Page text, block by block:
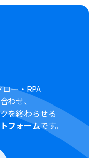
化の対象としたいフ
シートIDと、シート名
のそれぞれとYoom
「JotformのWebhook
をご参照ください。
ー・RPA
わせ、
を終わらせる
フォームです。